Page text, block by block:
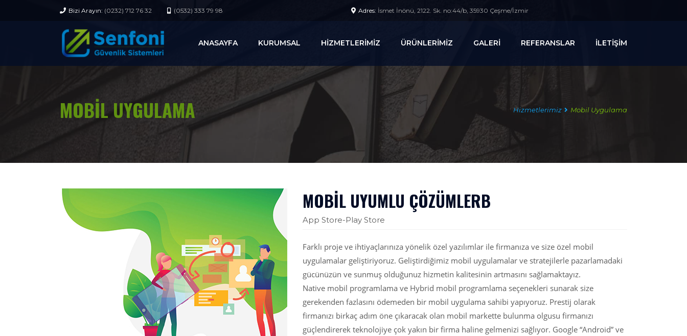
Bizi Arayın: (0232) 712 76 32 (0532) 333 79 98 Adres: İsmet İnönü, 2122. Sk. no:44/b, 35930 Çeşme/İzmir
ANASAYFA KURUMSAL HİZMETLERİMİZ ÜRÜNLERİMİZ GALERİ REFERANSLAR İLETİŞİM
MOBİL UYGULAMA Hizmetlerimiz Mobil Uygulama
MOBİL UYUMLU ÇÖZÜMLERB
App Store-Play Store
Farklı proje ve ihtiyaçlarınıza yönelik özel yazılımlar ile firmanıza ve size özel mobil
uygulamalar geliştiriyoruz. Geliştirdiğimiz mobil uygulamalar ve stratejilerle pazarlamadaki
gücünüzün ve sunmuş olduğunuz hizmetin kalitesinin artmasını sağlamaktayız.
Native mobil programlama ve Hybrid mobil programlama seçenekleri sunarak size
gerekenden fazlasını ödemeden bir mobil uygulama sahibi yapıyoruz. Prestij olarak
firmanızı birkaç adım öne çıkaracak olan mobil markette bulunma olgusu firmanızı
güçlendirerek teknolojiye çok yakın bir firma haline gelmenizi sağlıyor. Google “Android” ve